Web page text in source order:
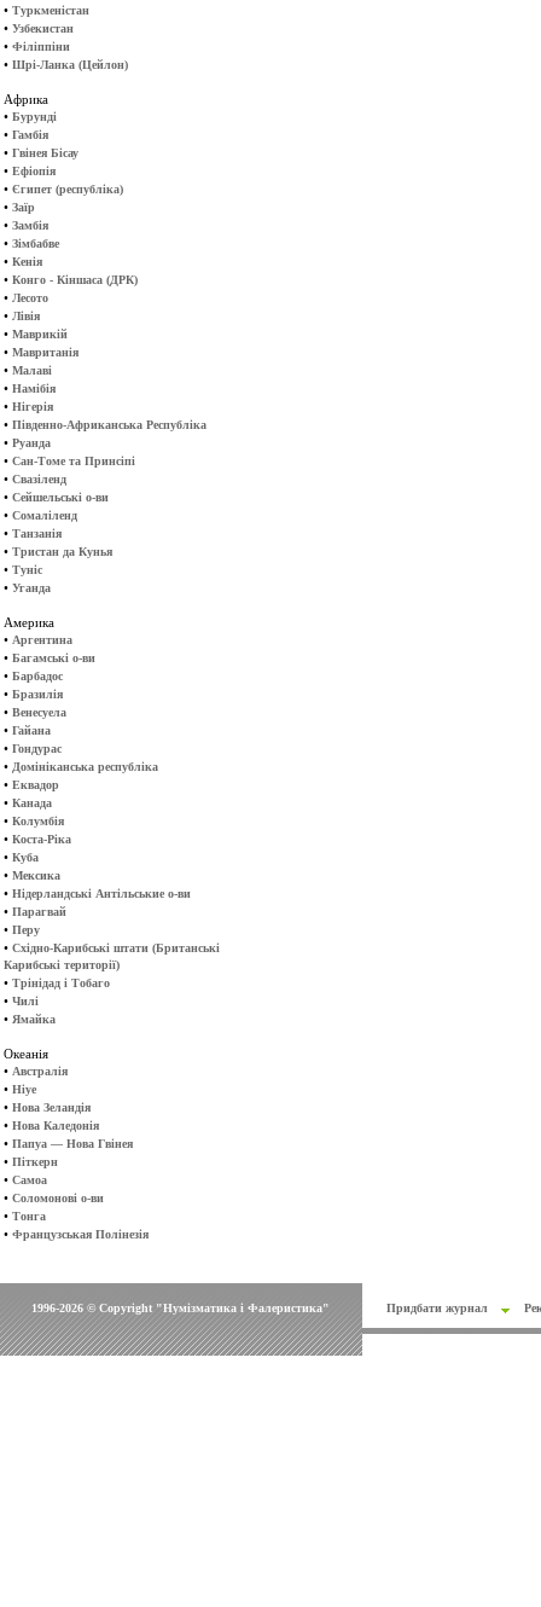
• Туркменістан
• Узбекистан
• Філіппіни
• Шрі-Ланка (Цейлон)
Африка
• Бурунді
• Гамбія
• Гвінея Бісау
• Ефіопія
• Єгипет (республіка)
• Заїр
• Замбія
• Зімбабве
• Кенія
• Конго - Кіншаса (ДРК)
• Лесото
• Лівія
• Маврикій
• Мавританія
• Малаві
• Намібія
• Нігерія
• Південно-Африканська Республіка
• Руанда
• Сан-Томе та Принсіпі
• Свазіленд
• Сейшельські о-ви
• Сомаліленд
• Танзанія
• Тристан да Кунья
• Туніс
• Уганда
Америка
• Аргентина
• Багамські о-ви
• Барбадос
• Бразилія
• Венесуела
• Гайана
• Гондурас
• Домініканська республіка
• Еквадор
• Канада
• Колумбія
• Коста-Ріка
• Куба
• Мексика
• Нідерландські Антільськие о-ви
• Парагвай
• Перу
• Східно-Карибські штати (Британські
Карибські території)
• Трінідад і Тобаго
• Чилі
• Ямайка
Океанія
• Австралія
• Ніуе
• Нова Зеландія
• Нова Каледонія
• Папуа — Нова Гвінея
• Піткерн
• Самоа
• Соломонові о-ви
• Тонга
• Французськая Полінезія
1996-2026 © Copyright "Нумізматика і Фалеристика" Придбати журнал